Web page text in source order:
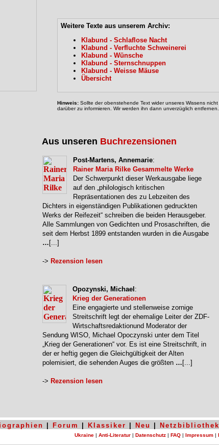
Weitere Texte aus unserem Archiv:
Klabund - Schlaflose Nacht
Klabund - Verfluchte Schweinerei
Klabund - Wünsche
Klabund - Sternschnuppen
Klabund - Weisse Mäuse
Übersicht
Hinweis: Sollte der obenstehende Text wider unseres Wissens
darüber zu informieren. Wir werden ihn dann unverzüglich entfernen.
Aus unseren Buchrezensionen
Post-Martens, Annemarie:
Rainer Maria Rilke Gesammelte Werke
Der Schwerpunkt dieser Werkausgabe liege
auf den „philologisch kritischen
Repräsentationen des zu Lebzeiten des
Dichters in eigenständigen Publikationen gedruckten
Werks der Reifezeit“ schreiben die beiden Herausgeber.
Alle Sammlungen von Gedichten und Prosaschriften, die
seit dem Herbst 1899 entstanden wurden in die Ausgabe
… [...]
-> Rezension lesen
Opozynski, Michael :
Krieg der Generationen
Eine engagierte und stellenweise zornige
Streitschrift legt der ehemalige Leiter der ZDF-
Wirtschaftsredaktionund Moderator der
Sendung WISO, Michael Opoczynski unter dem Titel
„Krieg der Generationen“ vor. Es ist eine Streitschrift, in
der er heftig gegen die Gleichgültigkeit der Alten
polemisiert, die sehenden Auges die größten … [...]
-> Rezension lesen
Forum Klassiker Neu Netzbibliothek
Ukraine | Anti-Literatur | Datenschutz | FAQ | Impressum |